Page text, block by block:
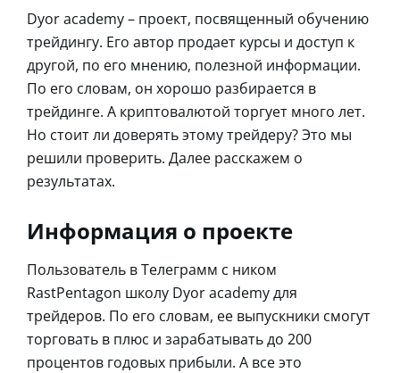
Dyor academy – проект, посвященный обучению
трейдингу. Его автор продает курсы и доступ к
другой, по его мнению, полезной информации.
По его словам, он хорошо разбирается в
трейдинге. А криптовалютой торгует много лет.
Но стоит ли доверять этому трейдеру? Это мы
решили проверить. Далее расскажем о
результатах.
Информация о проекте
Пользователь в Телеграмм с ником
RastPentagon школу Dyor academy для
трейдеров. По его словам, ее выпускники смогут
торговать в плюс и зарабатывать до 200
процентов годовых прибыли. А все это